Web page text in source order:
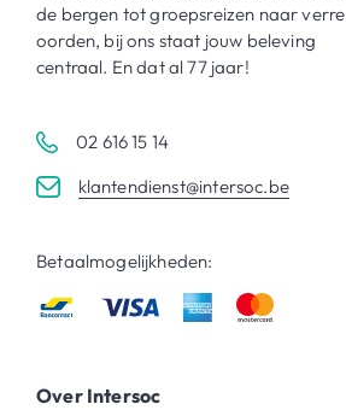
de bergen tot groepsreizen naar verre
oorden, bij ons staat jouw beleving
centraal. En dat al 77 jaar!
02 616 15 14
klantendienst@intersoc.be
Betaalmogelijkheden:
Over Intersoc